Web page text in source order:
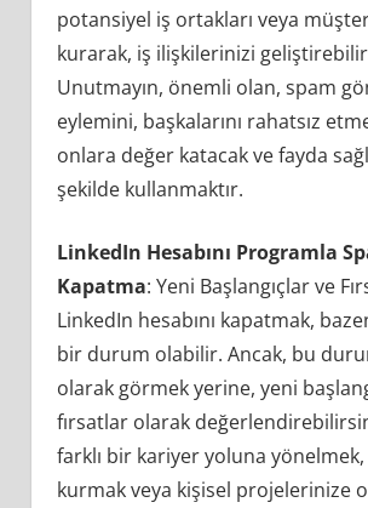
potansiyel iş ortakları veya
kurarak, iş ilişkilerinizi
Unutmayın, önemli olan, spam
eylemini, başkalarını rahatsız
onlara değer katacak ve fayda
şekilde kullanmaktır.
LinkedIn Hesabını Programla
Kapatma: Yeni Başlangıçlar ve
LinkedIn hesabını kapatmak,
bir durum olabilir. Ancak, bu
olarak görmek yerine, yeni
fırsatlar olarak
farklı bir kariyer yoluna
kurmak veya kişisel projelerinize